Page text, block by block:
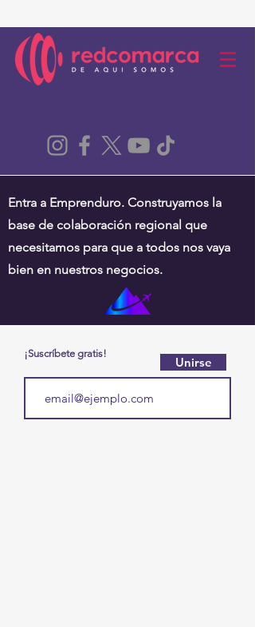
Entra a Emprenduro. Construyamos la
base de colaboración regional que
necesitamos para que a todos nos vaya
bien en nuestros negocios.
¡Suscríbete gratis!
Unirse